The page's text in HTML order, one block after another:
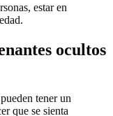
estar en
ocultos
tener un
que se sienta